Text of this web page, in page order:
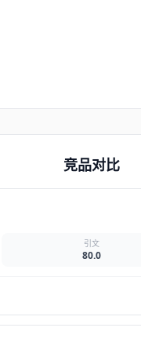
竞品对比
引文
80.0